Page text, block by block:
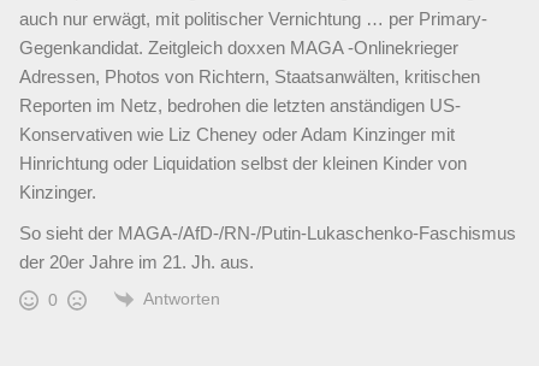
auch nur erwägt, mit politischer Vernichtung … per Primary-
Gegenkandidat. Zeitgleich doxxen MAGA -Onlinekrieger
Adressen, Photos von Richtern, Staatsanwälten, kritischen
Reporten im Netz, bedrohen die letzten anständigen US-
Konservativen wie Liz Cheney oder Adam Kinzinger mit
Hinrichtung oder Liquidation selbst der kleinen Kinder von
Kinzinger.
So sieht der MAGA-/AfD-/RN-/Putin-Lukaschenko-Faschismus
der 20er Jahre im 21. Jh. aus.
0 Antworten